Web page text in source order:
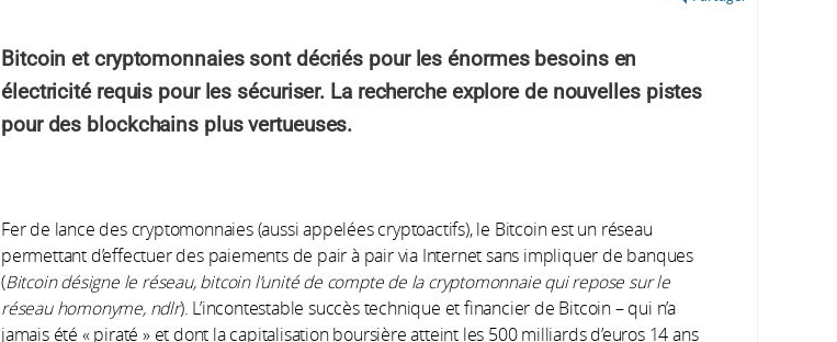
Bitcoin et cryptomonnaies sont décriés pour les énormes besoins en
électricité requis pour les sécuriser. La recherche explore de nouvelles pistes
pour des blockchains plus vertueuses.
Fer de lance des cryptomonnaies (aussi appelées cryptoactifs), le Bitcoin est un réseau
permettant d’effectuer des paiements de pair à pair via Internet sans impliquer de banques
(Bitcoin désigne le réseau, bitcoin l’unité de compte de la cryptomonnaie qui repose sur le
réseau homonyme, ndlr). L’incontestable succès technique et financier de Bitcoin – qui n’a
jamais été « piraté » et dont la capitalisation boursière atteint les 500 milliards d’euros 14 ans